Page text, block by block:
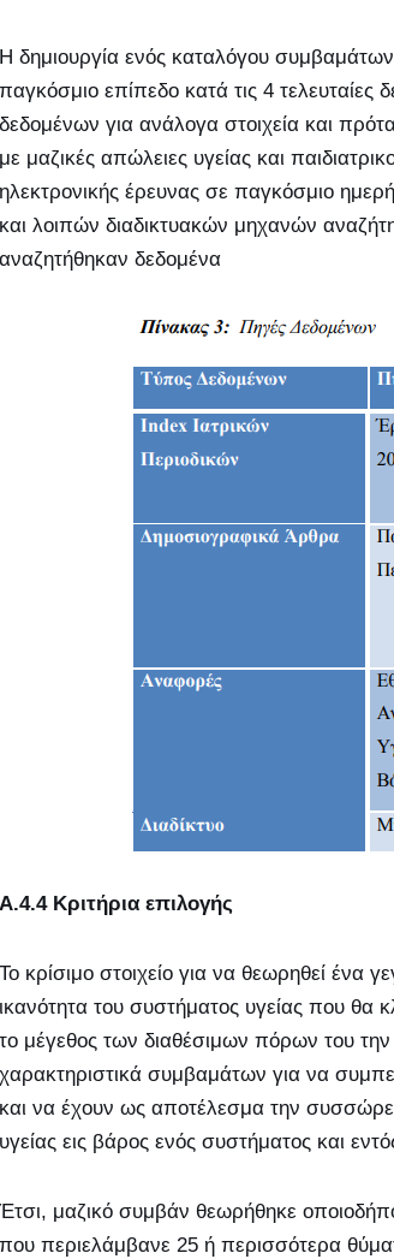
Η δημιουργία ενός καταλόγου
παγκόσμιο επίπεδο κατά τις 4
δεδομένων για ανάλογα στοιχεία και
με μαζικές απώλειες υγείας και
ηλεκτρονικής έρευνας σε παγκόσμιο
και λοιπών διαδικτυακών μηχανών
αναζητήθηκαν δεδομένα
Α.4.4 Κριτήρια επιλογής
Το κρίσιμο στοιχείο για να θεωρηθεί ένα
ικανότητα του συστήματος υγείας που θα
το μέγεθος των διαθέσιμων πόρων του
χαρακτηριστικά συμβαμάτων για να
και να έχουν ως αποτέλεσμα την
υγείας εις βάρος ενός συστήματος και
Έτσι, μαζικό συμβάν θεωρήθηκε
που περιελάμβανε 25 ή περισσότερα